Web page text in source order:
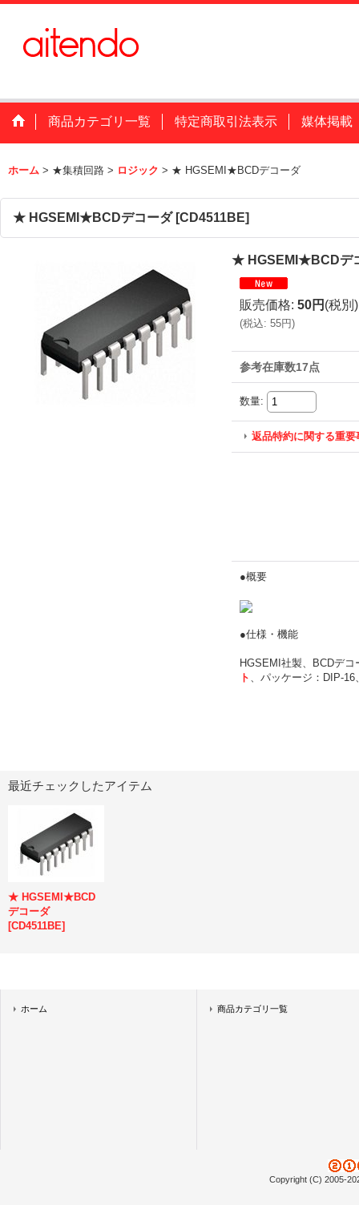
商品カテゴリ一覧 特定商取引法表示 媒体掲載
ホーム > ★集積回路 > ロジック > ★ HGSEMI★BCDデコーダ
★ HGSEMI★BCDデコーダ [CD4511BE]
★ HGSEMI★BCDデ
販売価格: 50円 (税別)
(税込: 55円)
参考在庫数17点
数量:
返品特約に関する重要
●概要
●仕様・機能
HGSEMI社製、BCDデ
ト 、パッケージ：DIP-16
最近チェックしたアイテム
★ HGSEMI★BCD
デコーダ
[CD4511BE]
ホーム 商品カテゴリ一覧
Copyright (C) 2005-